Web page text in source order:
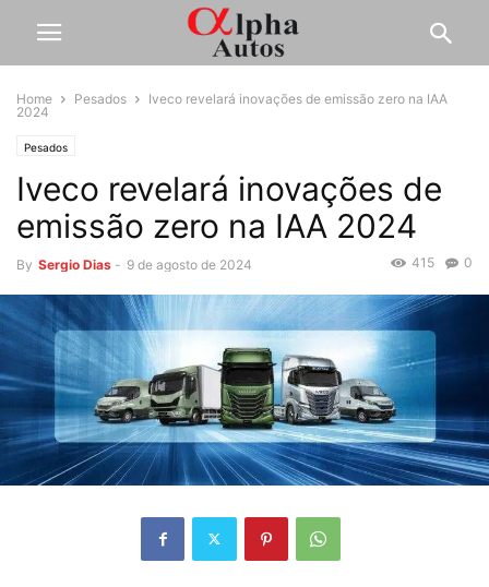
Home Pesados
Iveco revelará inovações de emissão zero na IAA
2024
Pesados
Iveco revelará inovações de
emissão zero na IAA 2024
By Sergio Dias - 9 de agosto de 2024 0
415